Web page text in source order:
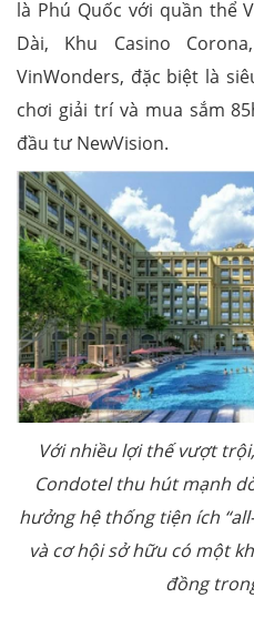
là Phú Quốc với quần thể
Dài, Khu Casino
VinWonders, đặc biệt là
chơi giải trí và mua sắm
đầu tư NewVision.
Với nhiều lợi thế vượt
Condotel thu hút mạnh
hưởng hệ thống tiện ích
và cơ hội sở hữu có một
đồng